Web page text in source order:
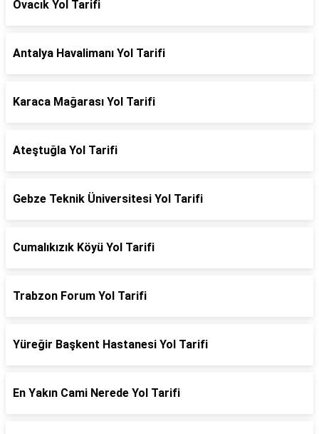
Ovacık Yol Tarifi
Antalya Havalimanı Yol Tarifi
Karaca Mağarası Yol Tarifi
Ateştuğla Yol Tarifi
Gebze Teknik Üniversitesi Yol Tarifi
Cumalıkızık Köyü Yol Tarifi
Trabzon Forum Yol Tarifi
Yüreğir Başkent Hastanesi Yol Tarifi
En Yakın Cami Nerede Yol Tarifi